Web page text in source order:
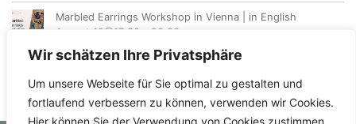
Wir schätzen Ihre Privatsphäre
Um unsere Webseite für Sie optimal zu gestalten und
fortlaufend verbessern zu können, verwenden wir Cookies.
Hier können Sie der Verwendung von Cookies zustimmen
Marbled Earrings Workshop in Vienna | in English
August 12@17:30
20:30